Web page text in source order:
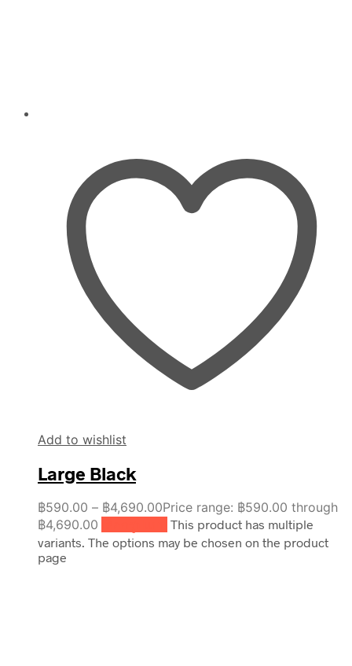
Add to wishlist
Large Black
฿590.00 – ฿4,690.00Price range: ฿590.00 through
฿4,690.00
This product has multiple
variants. The options may be chosen on the product
page